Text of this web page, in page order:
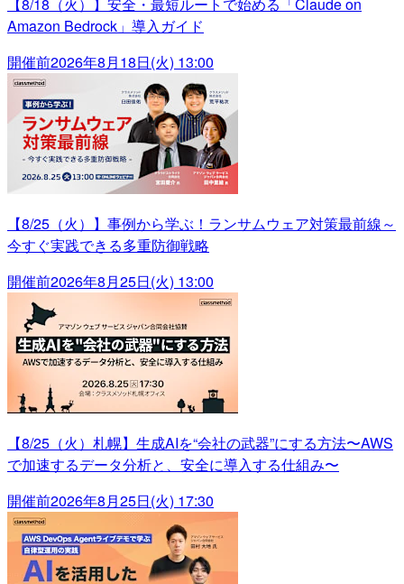
Amazon Bedrock」導入ガイド
開催前2026年8月18日(火) 13:00
【8/25（火）】事例から学ぶ！ランサムウェア対策最前線～
今すぐ実践できる多重防御戦略
開催前2026年8月25日(火) 13:00
【8/25（火）札幌】生成AIを“会社の武器”にする方法〜AWS
で加速するデータ分析と、安全に導入する仕組み〜
開催前2026年8月25日(火) 17:30